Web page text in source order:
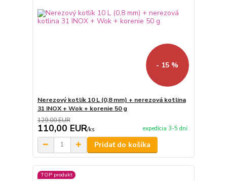
- 15 %
Nerezový kotlík 10 L (0,8 mm) + nerezová kotlina
31 INOX + Wok + korenie 50 g
129,00 EUR
110,00 EUR/ks expedícia 3-5 dní
Pridať do košíka
TOP produkt